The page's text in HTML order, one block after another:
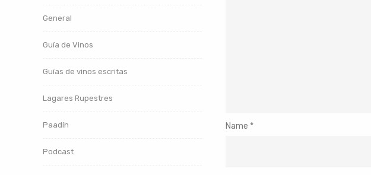
Name *
General
Guía de Vinos
Guías de vinos escritas
Lagares Rupestres
Paadín
Podcast